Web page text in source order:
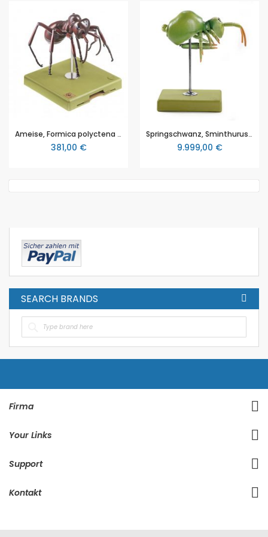
Ameise, Formica polyctena - Rote Waldameise, von SOMSO® (ZoS 49/27), Maßstab 30:1, unzerlegbar, aus SOMSO-Plast®
381,00 €
Springschwanz, Sminthurus viridis L. (Collembola), von SOMSO® (ZoS 49/3), Maßstab 90:1, unzerlegbar, aus SOMSO-Plast®
9.999,00 €
SEARCH BRANDS
Firma
Your Links
Support
Kontakt